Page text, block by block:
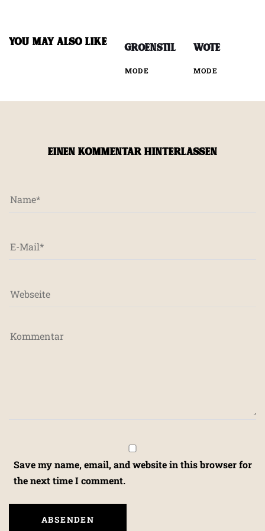
YOU MAY ALSO LIKE groenstil
MODE
WOTE
MODE
EINEN KOMMENTAR HINTERLASSEN
Save my name, email, and website in this browser for
the next time I comment.